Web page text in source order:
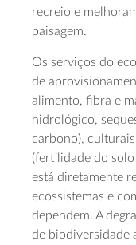
recreio e
paisagem.
Os serviços do
de
alimento, fibra e
hidrológico,
carbono),
(fertilidade do
está diretamente
ecossistemas e
dependem. A
de biodiversidade